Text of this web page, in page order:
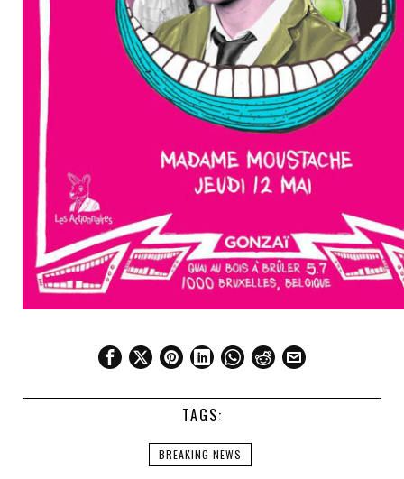
TAGS:
BREAKING NEWS